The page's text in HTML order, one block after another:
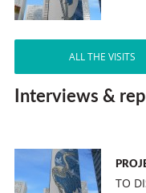
ALL THE VISITS
Interviews &
TO